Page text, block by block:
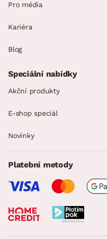
Pro média
Kariéra
Blog
Speciální nabídky
Akční produkty
E-shop speciál
Novinky
Platební metody